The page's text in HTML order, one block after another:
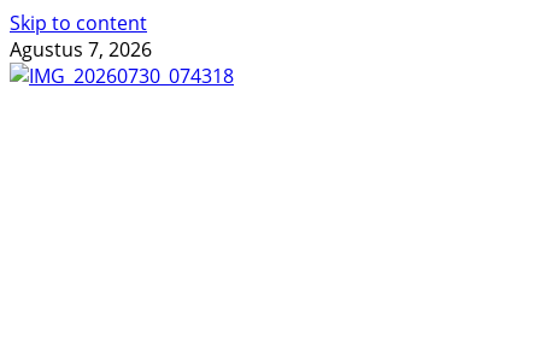
Skip to content
Agustus 7, 2026